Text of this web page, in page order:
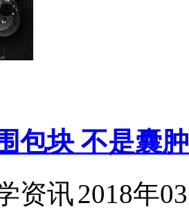
包块 不是囊
资讯2018年